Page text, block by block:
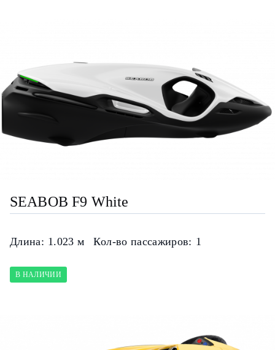
SEABOB F9 White
Длина: 1.023 м Кол-во пассажиров: 1
В НАЛИЧИИ